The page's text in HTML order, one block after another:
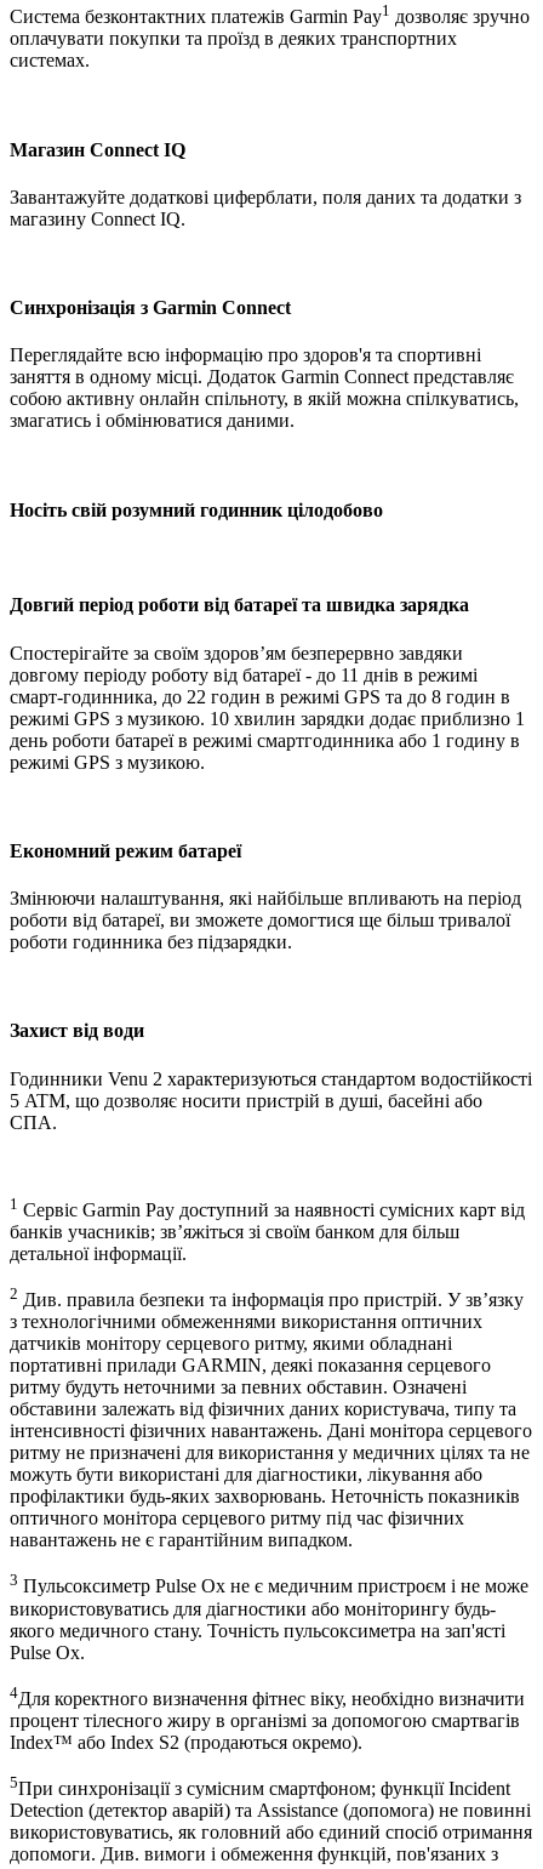
Система безконтактних платежів Garmin Pay1 дозволяє зручно
оплачувати покупки та проїзд в деяких транспортних
системах.
Магазин Connect IQ
Завантажуйте додаткові циферблати, поля даних та додатки з
магазину Connect IQ.
Синхронізація з Garmin Connect
Переглядайте всю інформацію про здоров'я та спортивні
заняття в одному місці. Додаток Garmin Connect представляє
собою активну онлайн спільноту, в якій можна спілкуватись,
змагатись і обмінюватися даними.
Носіть свій розумний годинник цілодобово
Довгий період роботи від батареї та швидка зарядка
Спостерігайте за своїм здоров’ям безперервно завдяки
довгому періоду роботу від батареї - до 11 днів в режимі
смарт-годинника, до 22 годин в режимі GPS та до 8 годин в
режимі GPS з музикою. 10 хвилин зарядки додає приблизно 1
день роботи батареї в режимі смартгодинника або 1 годину в
режимі GPS з музикою.
Економний режим батареї
Змінюючи налаштування, які найбільше впливають на період
роботи від батареї, ви зможете домогтися ще більш тривалої
роботи годинника без підзарядки.
Захист від води
Годинники Venu 2 характеризуються стандартом водостійкості
5 ATM, що дозволяє носити пристрій в душі, басейні або
СПА.
1 Сервіс Garmin Pay доступний за наявності сумісних карт від
банків учасників; зв’яжіться зі своїм банком для більш
детальної інформації.
2 Див. правила безпеки та інформація про пристрій. У зв’язку
з технологічними обмеженнями використання оптичних
датчиків монітору серцевого ритму, якими обладнані
портативні прилади GARMIN, деякі показання серцевого
ритму будуть неточними за певних обставин. Означені
обставини залежать від фізичних даних користувача, типу та
інтенсивності фізичних навантажень. Дані монітора серцевого
ритму не призначені для використання у медичних цілях та не
можуть бути використані для діагностики, лікування або
профілактики будь-яких захворювань. Неточність показників
оптичного монітора серцевого ритму під час фізичних
навантажень не є гарантійним випадком.
3 Пульсоксиметр Pulse Ox не є медичним пристроєм і не може
використовуватись для діагностики або моніторингу будь-
якого медичного стану. Точність пульсоксиметра на зап'ясті
Pulse Ox.
4Для коректного визначення фітнес віку, необхідно визначити
процент тілесного жиру в організмі за допомогою смартвагів
Index™ або Index S2 (продаються окремо).
5При синхронізації з сумісним смартфоном; функції Incident
Detection (детектор аварій) та Assistance (допомога) не повинні
використовуватись, як головний або єдиний спосіб отримання
допомоги. Див. вимоги і обмеження функцій, пов'язаних з